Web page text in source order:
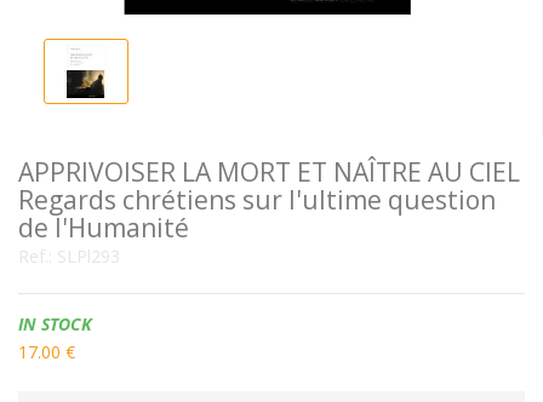
APPRIVOISER LA MORT ET NAÎTRE AU CIEL
Regards chrétiens sur l'ultime question
de l'Humanité
Ref.: SLPl293
Availability:
IN STOCK
17.00 €